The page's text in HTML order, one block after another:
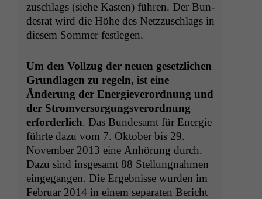
zuschlags (siehe Kas­ten) führen. Der Bun­
desrat wird die Höhe des Net­z­zuschlags in
diesem Som­mer festlegen.
Um den Vol­lzug der neuen geset­zlichen
Grund­la­gen zu regeln, ist eine
Änderung der Energieverord­nung und
der Stromver­sorgungsverord­nung
erforder­lich. Das Bun­de­samt für Energie
führte dazu vom 7. Okto­ber bis 29.
Novem­ber 2013 eine Anhörung durch.
Dazu sind ins­ge­samt 88 Stel­lung­nah­men
einge­gan­gen. Die Ergeb­nisse wur­den im
Feb­ru­ar 2014 in einem sep­a­rat­en Bericht